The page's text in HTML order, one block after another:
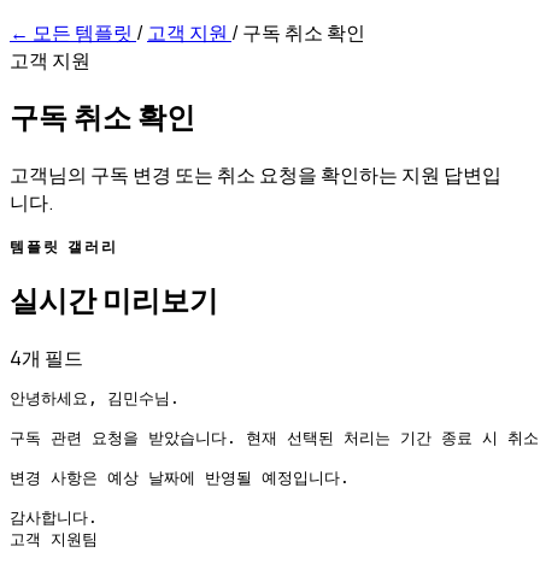
← 모든 템플릿 /고객 지원 /구독 취소 확인
고객 지원
구독 취소 확인
고객님의 구독 변경 또는 취소 요청을 확인하는 지원 답변입
니다.
템플릿 갤러리
실시간 미리보기
4개 필드
안녕하세요, 김민수님.
구독 관련 요청을 받았습니다. 현재 선택된 처리는 기간 종료 시 취
변경 사항은 예상 날짜에 반영될 예정입니다.
감사합니다.
고객 지원팀